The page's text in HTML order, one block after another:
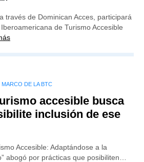
través de Dominican Acces, participará
de Turismo Accesible
DE LA BTC
accesible busca
inclusión de ese
Accesible: Adaptándose a la
abogó por prácticas que posibiliten…